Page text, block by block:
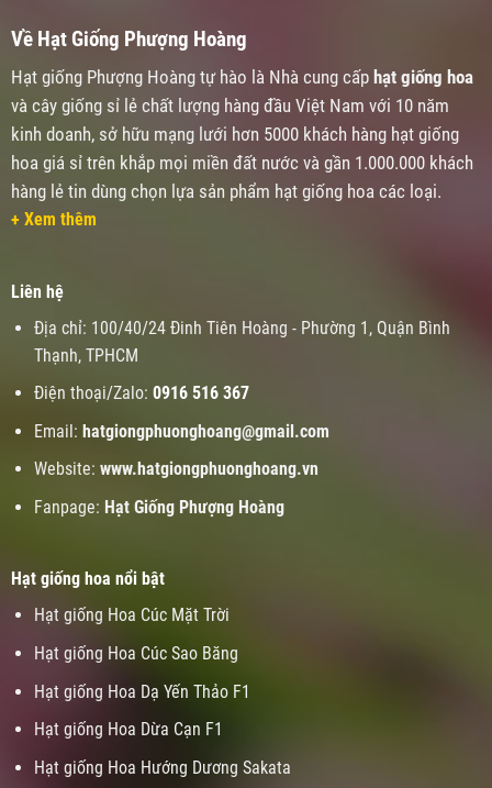
Về Hạt Giống Phượng Hoàng
Hạt giống Phượng Hoàng tự hào là Nhà cung cấp hạt giống hoa
và cây giống sỉ lẻ chất lượng hàng đầu Việt Nam với 10 năm
kinh doanh, sở hữu mạng lưới hơn 5000 khách hàng hạt giống
hoa giá sỉ trên khắp mọi miền đất nước và gần 1.000.000 khách
hàng lẻ tin dùng chọn lựa sản phẩm hạt giống hoa các loại.
+ Xem thêm
Liên hệ
Địa chỉ: 100/40/24 Đinh Tiên Hoàng - Phường 1, Quận Bình
Thạnh, TPHCM
Điện thoại/Zalo: 0916 516 367
Email: hatgiongphuonghoang@gmail.com
Website: www. hatgiongphuonghoang.vn
Fanpage: Hạt Giống Phượng Hoàng
Hạt giống hoa nổi bật
Hạt giống Hoa Cúc Mặt Trời
Hạt giống Hoa Cúc Sao Băng
Hạt giống Hoa Dạ Yến Thảo F1
Hạt giống Hoa Dừa Cạn F1
Hạt giống Hoa Hướng Dương Sakata